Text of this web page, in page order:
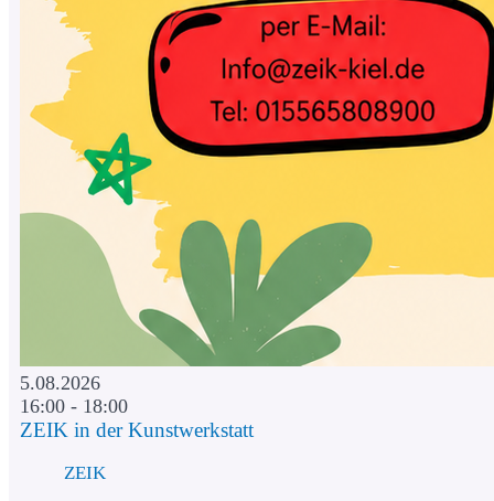
5.08.2026
16:00 - 18:00
ZEIK in der Kunstwerkstatt
ZEIK